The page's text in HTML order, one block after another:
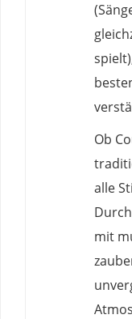
Ob
alle
mit